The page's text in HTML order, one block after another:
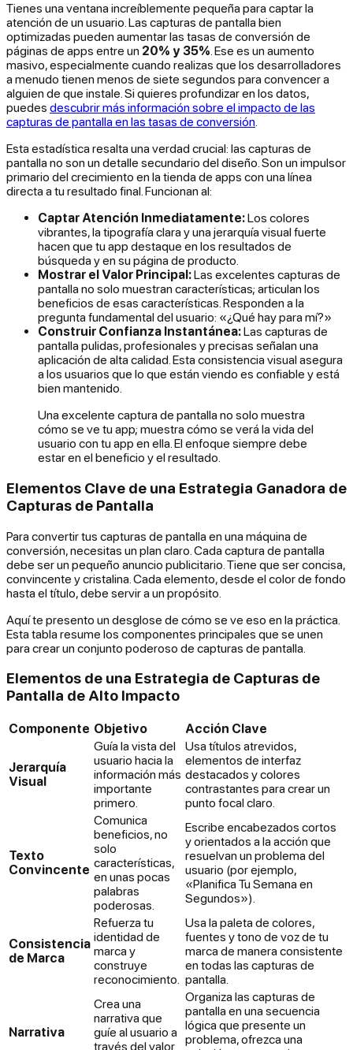
Tienes una ventana increíblemente pequeña para captar la
atención de un usuario. Las capturas de pantalla bien
optimizadas pueden aumentar las tasas de conversión de
páginas de apps entre un 20% y 35% . Ese es un aumento
masivo, especialmente cuando realizas que los desarrolladores
a menudo tienen menos de siete segundos para convencer a
alguien de que instale. Si quieres profundizar en los datos,
puedes descubrir más información sobre el impacto de las
capturas de pantalla en las tasas de conversión
Esta estadística resalta una verdad crucial: las capturas de
pantalla no son un detalle secundario del diseño. Son un impulsor
primario del crecimiento en la tienda de apps con una línea
directa a tu resultado final. Funcionan al:
Captar Atención Inmediatamente:Los colores
vibrantes, la tipografía clara y una jerarquía visual fuerte
hacen que tu app destaque en los resultados de
búsqueda y en su página de producto.
Mostrar el Valor Principal:Las excelentes capturas de
pantalla no solo muestran características; articulan los
beneficios de esas características. Responden a la
pregunta fundamental del usuario: «¿Qué hay para mí?»
Construir Confianza Instantánea:Las capturas de
pantalla pulidas, profesionales y precisas señalan una
aplicación de alta calidad. Esta consistencia visual asegura
a los usuarios que lo que están viendo es confiable y está
bien mantenido.
Una excelente captura de pantalla no solo muestra
cómo se ve tu app; muestra cómo se verá la vida del
usuario con tu app en ella. El enfoque siempre debe
estar en el beneficio y el resultado.
Elementos Clave de una Estrategia Ganadora de
Capturas de Pantalla
Para convertir tus capturas de pantalla en una máquina de
conversión, necesitas un plan claro. Cada captura de pantalla
debe ser un pequeño anuncio publicitario. Tiene que ser concisa,
convincente y cristalina. Cada elemento, desde el color de fondo
hasta el título, debe servir a un propósito.
Aquí te presento un desglose de cómo se ve eso en la práctica.
Esta tabla resume los componentes principales que se unen
para crear un conjunto poderoso de capturas de pantalla.
Elementos de una Estrategia de Capturas de
Pantalla de Alto Impacto
Componente Objetivo Acción Clave
Jerarquía
Visual
Guía la vista del
usuario hacia la
información más
importante
primero.
Usa títulos atrevidos,
elementos de interfaz
destacados y colores
contrastantes para crear un
punto focal claro.
Texto
Convincente
Comunica
beneficios, no
solo
características,
en unas pocas
palabras
poderosas.
Escribe encabezados cortos
y orientados a la acción que
resuelvan un problema del
usuario (por ejemplo,
«Planifica Tu Semana en
Segundos»).
Consistencia
de Marca
Refuerza tu
identidad de
marca y
construye
reconocimiento.
Usa la paleta de colores,
fuentes y tono de voz de tu
marca de manera consistente
en todas las capturas de
pantalla.
Narrativa
Crea una
narrativa que
guíe al usuario a
través del valor
Organiza las capturas de
pantalla en una secuencia
lógica que presente un
problema, ofrezca una